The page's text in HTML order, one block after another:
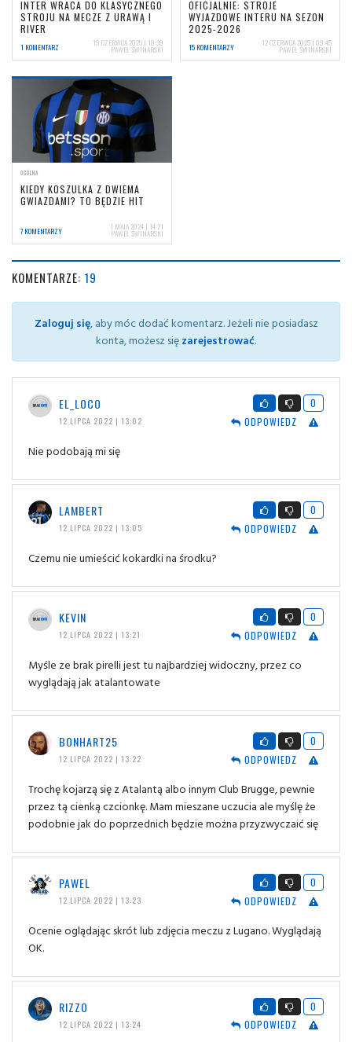
INTER WRACA DO KLASYCZNEGO
STROJU NA MECZE Z URAWĄ I
RIVER
1 KOMENTARZ 19 CZERWCA 2025 | 18:39
PAWEŁ ŚWINARSKI
OFICJALNIE: STROJE
WYJAZDOWE INTERU NA SEZON
2025-2026
15 KOMENTARZY 12 CZERWCA 2025 | 09:45
PAWEŁ ŚWINARSKI
OGÓLNA
KIEDY KOSZULKA Z DWIEMA
GWIAZDAMI? TO BĘDZIE HIT
7 KOMENTARZY 1 MAJA 2024 | 14:21
PAWEŁ ŚWINARSKI
KOMENTARZE: 19
Zaloguj się, aby móc dodać komentarz. Jeżeli nie posiadasz
konta, możesz sięzarejestrować.
EL_LOCO
12 LIPCA 2022 | 13:02
0
ODPOWIEDZ
Nie podobają mi się
LAMBERT
12 LIPCA 2022 | 13:05
0
ODPOWIEDZ
Czemu nie umieścić kokardki na środku?
KEVIN
12 LIPCA 2022 | 13:21
0
ODPOWIEDZ
Myśle ze brak pirelli jest tu najbardziej widoczny, przez co
wyglądają jak atalantowate
BONHART25
12 LIPCA 2022 | 13:22
0
ODPOWIEDZ
Trochę kojarzą się z Atalantą albo innym Club Brugge, pewnie
przez tą cienką czcionkę. Mam mieszane uczucia ale myślę że
podobnie jak do poprzednich będzie można przyzwyczaić się
PAWEL
12 LIPCA 2022 | 13:23
0
ODPOWIEDZ
Ocenie oglądając skrót lub zdjęcia meczu z Lugano. Wyglądają
OK.
RIZZO
12 LIPCA 2022 | 13:24
0
ODPOWIEDZ